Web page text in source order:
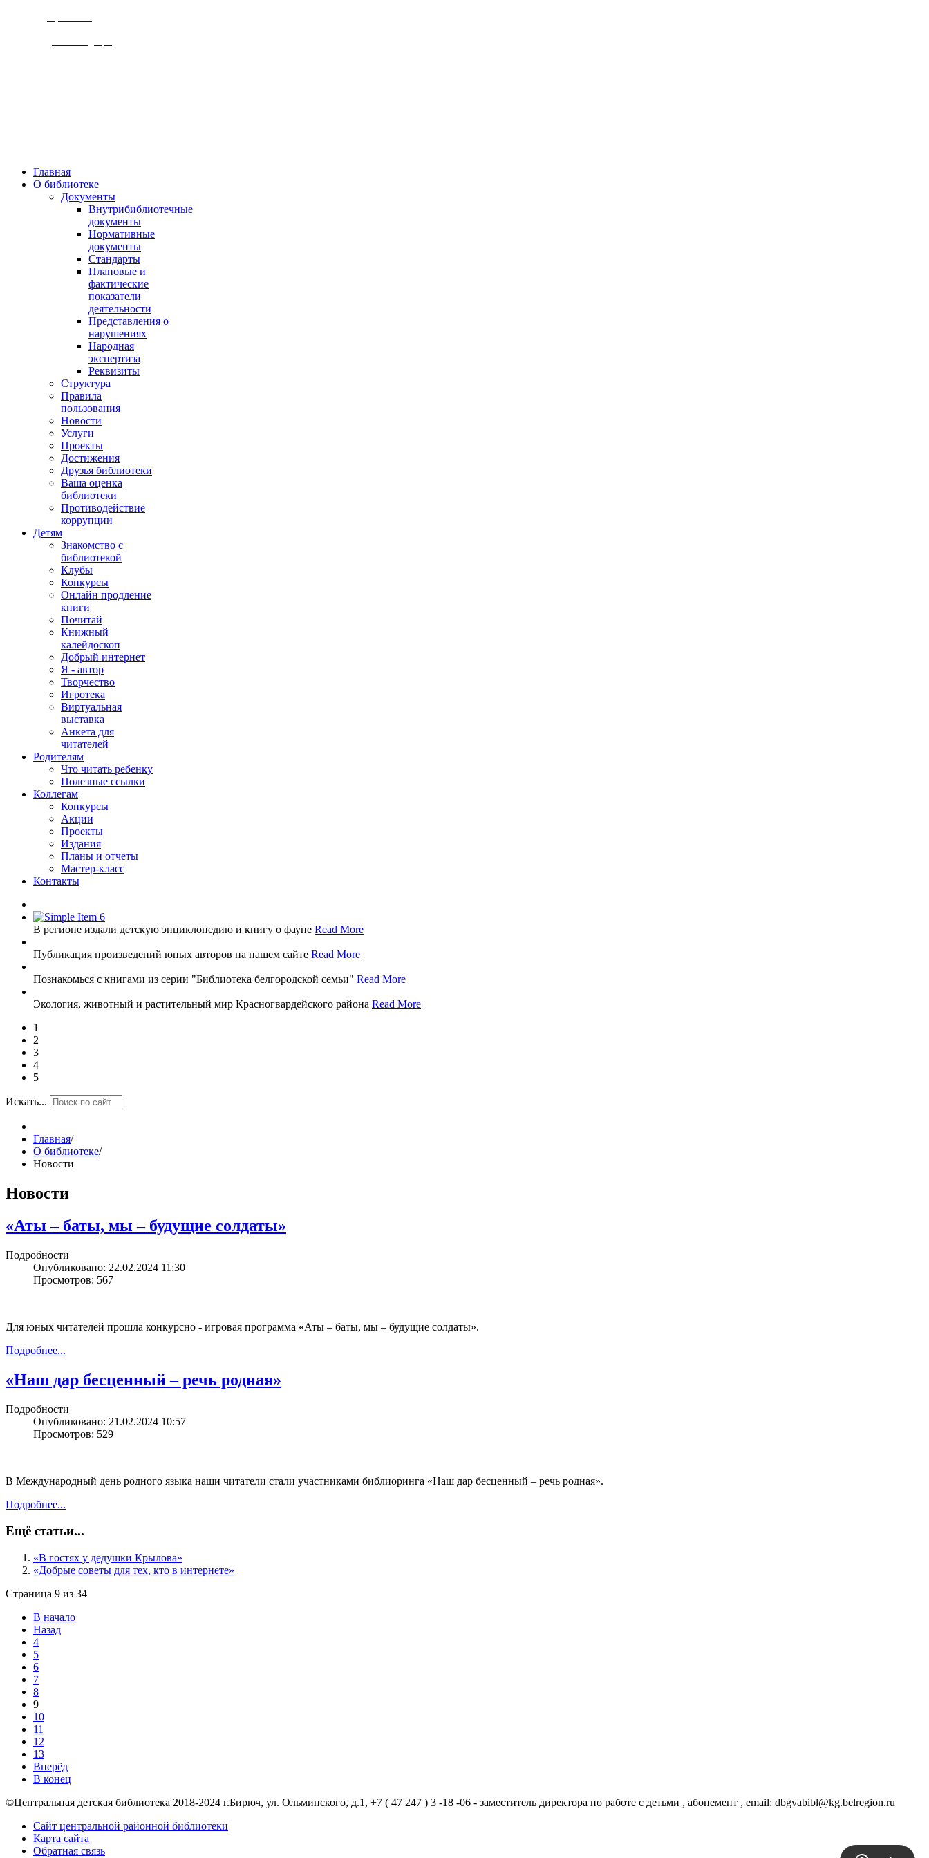
Главная
О библиотеке
Документы
Внутрибиблиотечные
документы
Нормативные
документы
Стандарты
Плановые и
фактические
показатели
деятельности
Представления о
нарушениях
Народная
экспертиза
Реквизиты
Структура
Правила
пользования
Новости
Услуги
Проекты
Достижения
Друзья библиотеки
Ваша оценка
библиотеки
Противодействие
коррупции
Детям
Знакомство с
библиотекой
Клубы
Конкурсы
Онлайн продление
книги
Почитай
Книжный
калейдоскоп
Добрый интернет
Я - автор
Творчество
Игротека
Виртуальная
выставка
Анкета для
читателей
Родителям
Что читать ребенку
Полезные ссылки
Коллегам
Конкурсы
Акции
Проекты
Издания
Планы и отчеты
Мастер-класс
Контакты
В регионе издали детскую энциклопедию и книгу о фауне Read More
Публикация произведений юных авторов на нашем сайте Read More
Познакомься с книгами из серии "Библиотека белгородской семьи" Read More
Экология, животный и растительный мир Красногвардейского района Read More
1
2
3
4
5
Искать...
Главная/
О библиотеке/
Новости
Новости
«Аты – баты, мы – будущие солдаты»
Подробности
Опубликовано: 22.02.2024 11:30
Просмотров: 567
Для юных читателей прошла конкурсно - игровая программа «Аты – баты, мы – будущие солдаты».
Подробнее...
«Наш дар бесценный – речь родная»
Подробности
Опубликовано: 21.02.2024 10:57
Просмотров: 529
В Международный день родного языка наши читатели стали участниками библиоринга «Наш дар бесценный – речь родная».
Подробнее...
Ещё статьи...
«В гостях у дедушки Крылова»
«Добрые советы для тех, кто в интернете»
Страница 9 из 34
В начало
Назад
4
5
6
7
8
9
10
11
12
13
Вперёд
В конец
©Центральная детская библиотека 2018-2024 г.Бирюч, ул. Ольминского, д.1, +7 ( 47 247 ) 3 -18 -06 - заместитель директора по работе с детьми , абонемент , email: dbgvabibl@kg.belregion.ru
Сайт центральной районной библиотеки
Карта сайта
Обратная связь